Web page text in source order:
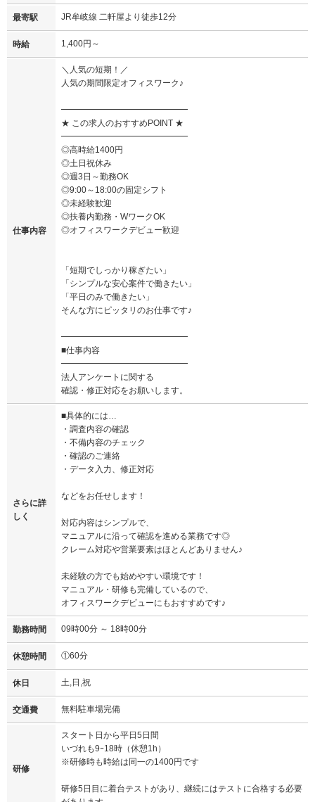
最寄駅 JR牟岐線 二軒屋より徒歩12分
時給 1,400円～
仕事内容
＼人気の短期！／
人気の期間限定オフィスワーク♪
━━━━━━━━━━━━━━━
★ この求人のおすすめPOINT ★
━━━━━━━━━━━━━━━
◎高時給1400円
◎土日祝休み
◎週3日～勤務OK
◎9:00～18:00の固定シフト
◎未経験歓迎
◎扶養内勤務・WワークOK
◎オフィスワークデビュー歓迎
「短期でしっかり稼ぎたい」
「シンプルな安心案件で働きたい」
「平日のみで働きたい」
そんな方にピッタリのお仕事です♪
━━━━━━━━━━━━━━━
■仕事内容
━━━━━━━━━━━━━━━
法人アンケートに関する
確認・修正対応をお願いします。
さらに詳
しく
■具体的には…
・調査内容の確認
・不備内容のチェック
・確認のご連絡
・データ入力、修正対応
などをお任せします！
対応内容はシンプルで、
マニュアルに沿って確認を進める業務です◎
クレーム対応や営業要素はほとんどありません♪
未経験の方でも始めやすい環境です！
マニュアル・研修も完備しているので、
オフィスワークデビューにもおすすめです♪
勤務時間 09時00分 ～ 18時00分
休憩時間 ①60分
休日 土,日,祝
交通費 無料駐車場完備
研修
スタート日から平日5日間
いづれも9ｰ18時（休憩1h）
※研修時も時給は同一の1400円です
研修5日目に着台テストがあり、継続にはテストに合格する必要